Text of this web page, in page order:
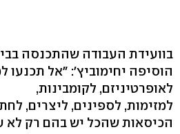
בוועידת העבודה שהתכנסה
הוסיפה יחימוביץ': "אל תכנעו
לאופרטיניזם, לקומבינות,
למזימות, לספינים, ליצרים,
הכיסאות שהכל יש בהם רק לא